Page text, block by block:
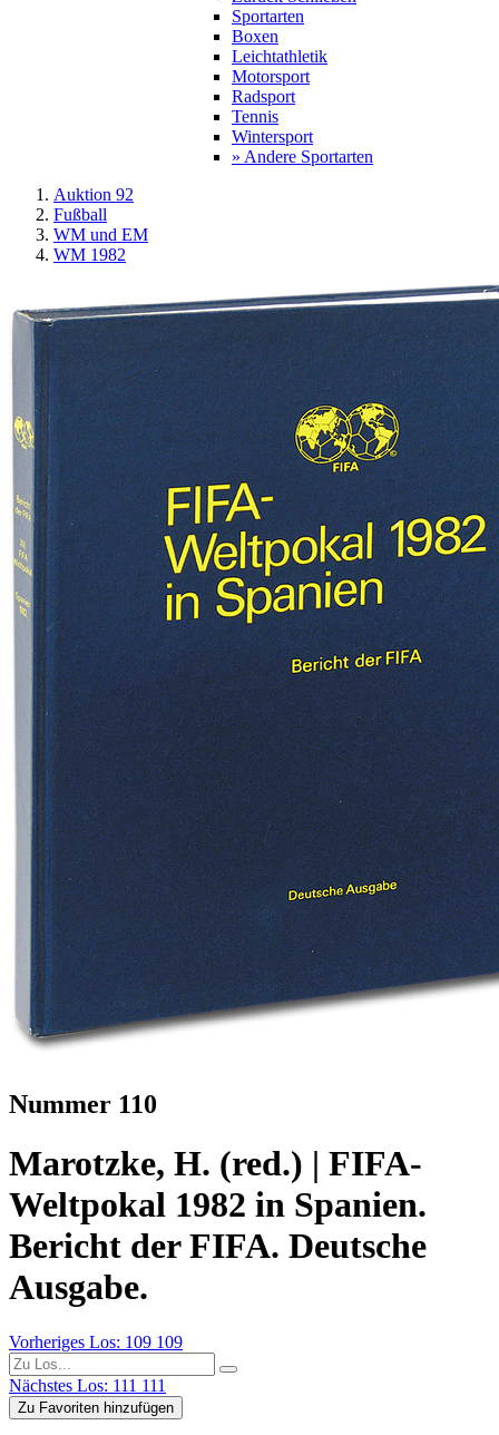
Sportarten
Boxen
Leichtathletik
Motorsport
Radsport
Tennis
Wintersport
» Andere Sportarten
Auktion 92
Fußball
WM und EM
WM 1982
Nummer 110
Marotzke, H. (red.) | FIFA-
Weltpokal 1982 in Spanien.
Bericht der FIFA. Deutsche
Ausgabe.
Vorheriges Los: 109 109
Nächstes Los: 111 111
Zu Favoriten hinzufügen